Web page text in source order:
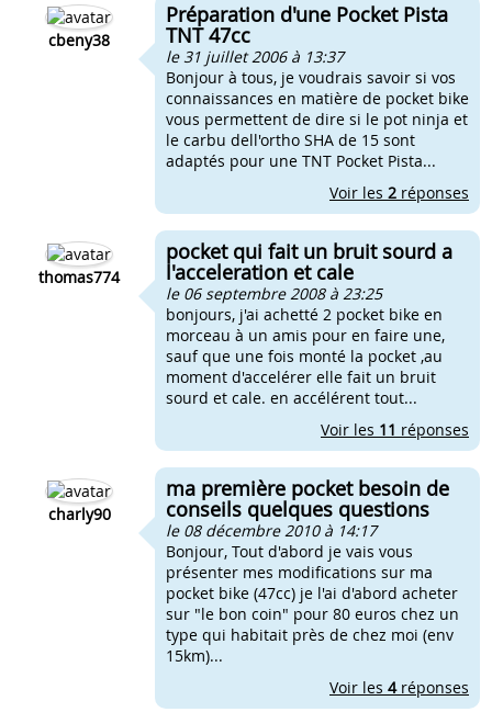
cbeny38
Préparation d'une Pocket Pista
TNT 47cc
le 31 juillet 2006 à 13:37
Bonjour à tous, je voudrais savoir si vos
connaissances en matière de pocket bike
vous permettent de dire si le pot ninja et
le carbu dell'ortho SHA de 15 sont
adaptés pour une TNT Pocket Pista...
Voir les 2 réponses
thomas774
pocket qui fait un bruit sourd a
l'acceleration et cale
le 06 septembre 2008 à 23:25
bonjours, j'ai achetté 2 pocket bike en
morceau à un amis pour en faire une,
sauf que une fois monté la pocket ,au
moment d'accelérer elle fait un bruit
sourd et cale. en accélérent tout...
Voir les 11 réponses
charly90
ma première pocket besoin de
conseils quelques questions
le 08 décembre 2010 à 14:17
Bonjour, Tout d'abord je vais vous
présenter mes modifications sur ma
pocket bike (47cc) je l'ai d'abord acheter
sur "le bon coin" pour 80 euros chez un
type qui habitait près de chez moi (env
15km)...
Voir les 4réponses